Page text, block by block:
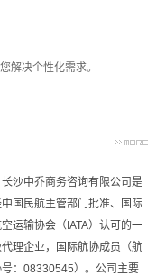
解决个性化需求。
长沙中乔商务咨询有限公司是
国民航主管部门批准、国际
运输协会（IATA）认可的一
理企业，国际航协成员（航
号：08330545）。公司主要